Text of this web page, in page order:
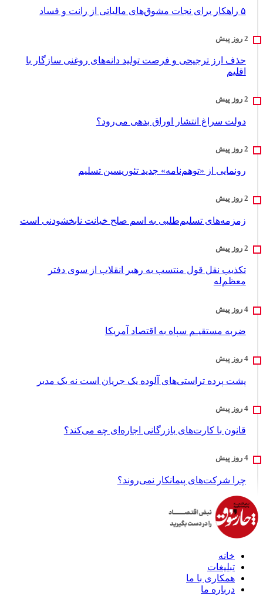
۵ راهکار برای نجات مشوق‌های مالیاتی از رانت و فساد
حذف ارز ترجیحی و فرصت تولید دانه‌های روغنی سازگار با
اقلیم
دولت سراغ انتشار اوراق بدهی می‌رود؟
رونمایی از «توهم‌نامه» جدید تئور‌یسین تسلیم
زمزمه‌های تسلیم‌طلبی به اسم صلح خیانت نابخشودنی است
تکذیب نقل قول منتسب به رهبر انقلاب از سوی دفتر
معظم‌له
ضربه مستقیـم سپاه به اقتصاد آمر‌یکا
پشت پرده تراستی‌های آلوده یک جریان است نه یک مدیر
قانون با کارت‌های بازرگانی اجاره‌ای چه می‌کند؟
چرا شرکت‌های پیمانکار نمی‌روند؟
خانه
تبلیغات
همکاری با ما
درباره ما